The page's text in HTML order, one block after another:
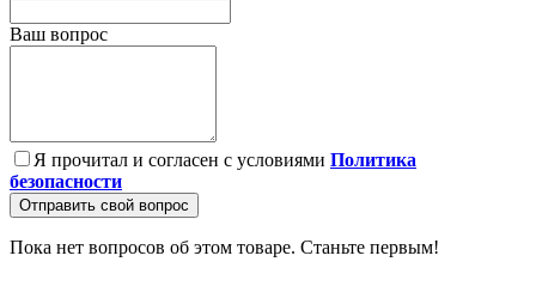
Ваш вопрос
Я прочитал и согласен с условиями Политика
безопасности
Отправить свой вопрос
Пока нет вопросов об этом товаре. Станьте первым!